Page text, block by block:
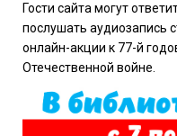
Гости сайта могут
послушать аудиозапись
онлайн-акции к 77-й
Отечественной войне.